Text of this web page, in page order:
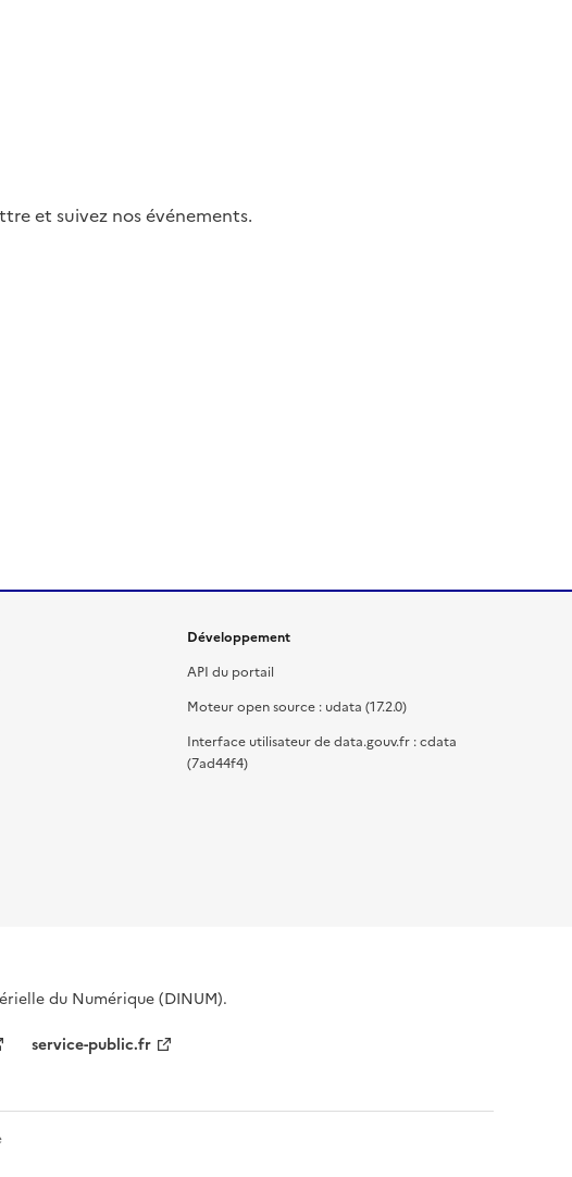
et suivez nos événements.
Développement
API du portail
Moteur open source : udata (17.2.0)
Interface utilisateur de data.gouv.fr : cdata
(7ad44f4)
du Numérique (DINUM).
service-public.fr